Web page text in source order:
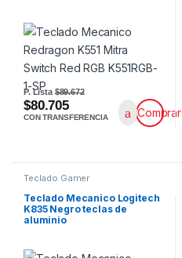
P. Lista$89.672
$80.705
CON TRANSFERENCIA Comprar
Teclado Gamer
Teclado Mecanico Logitech
K835 Negro teclas de
aluminio